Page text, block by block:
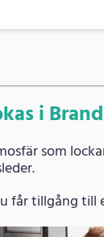
i
som
tillgång till